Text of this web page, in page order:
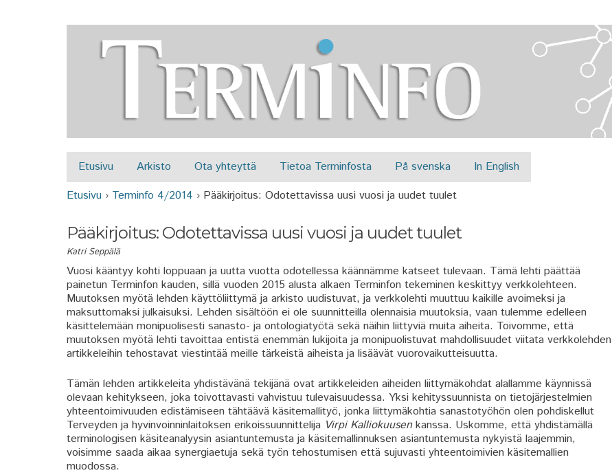
Päävalikko
Etusivu Arkisto Ota yhteyttä Tietoa Terminfosta På svenska In English
Etusivu › Terminfo 4/2014 › Pääkirjoitus: Odotettavissa uusi vuosi ja uudet tuulet
Pääkirjoitus: Odotettavissa uusi vuosi ja uudet tuulet
Katri Seppälä
Vuosi kääntyy kohti loppuaan ja uutta vuotta odotellessa käännämme katseet tulevaan. Tämä lehti päättää
painetun Terminfon kauden, sillä vuoden 2015 alusta alkaen Terminfon tekeminen keskittyy verkkolehteen.
Muutoksen myötä lehden käyttöliittymä ja arkisto uudistuvat, ja verkkolehti muuttuu kaikille avoimeksi ja
maksuttomaksi julkaisuksi. Lehden sisältöön ei ole suunnitteilla olennaisia muutoksia, vaan tulemme edelleen
käsittelemään monipuolisesti sanasto- ja ontologiatyötä sekä näihin liittyviä muita aiheita. Toivomme, että
muutoksen myötä lehti tavoittaa entistä enemmän lukijoita ja monipuolistuvat mahdollisuudet viitata verkkolehden
artikkeleihin tehostavat viestintää meille tärkeistä aiheista ja lisäävät vuorovaikutteisuutta.
Tämän lehden artikkeleita yhdistävänä tekijänä ovat artikkeleiden aiheiden liittymäkohdat alallamme käynnissä
olevaan kehitykseen, joka toivottavasti vahvistuu tulevaisuudessa. Yksi kehityssuunnista on tietojärjestelmien
yhteentoimivuuden edistämiseen tähtäävä käsitemallityö, jonka liittymäkohtia sanastotyöhön olen pohdiskellut
Terveyden ja hyvinvoinninlaitoksen erikoissuunnittelija Virpi Kalliokuusenkanssa. Uskomme, että yhdistämällä
terminologisen käsiteanalyysin asiantuntemusta ja käsitemallinnuksen asiantuntemusta nykyistä laajemmin,
voisimme saada aikaa synergiaetuja sekä työn tehostumisen että sujuvasti yhteentoimivien käsitemallien
muodossa.